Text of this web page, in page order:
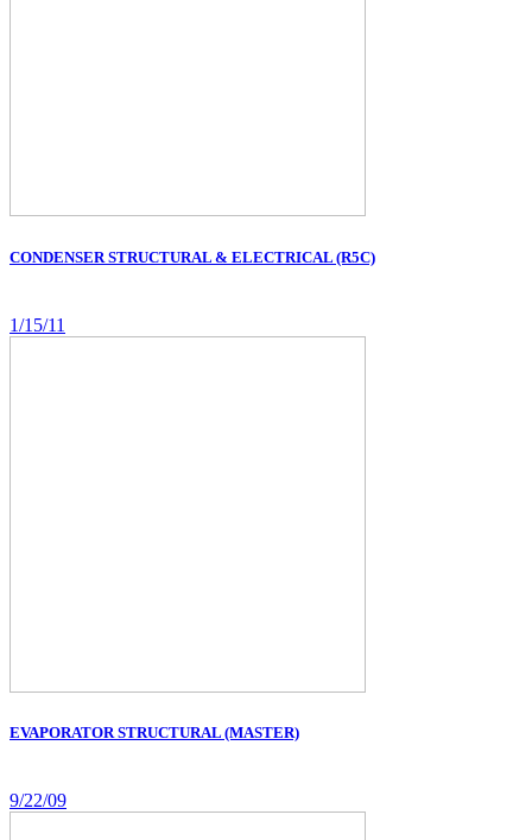
CONDENSER STRUCTURAL & ELECTRICAL (R5C)
1/15/11
EVAPORATOR STRUCTURAL (MASTER)
9/22/09